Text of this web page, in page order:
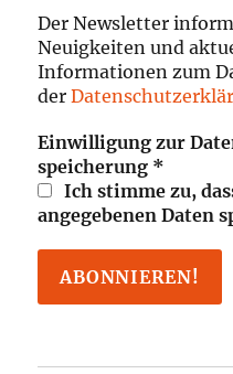
Der Newsletter
Neuigkeiten und
Informationen zum
der
Einwilligung zur
speicherung *
Ich stimme zu,
angegebenen Daten